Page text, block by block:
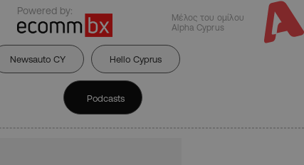
Powered by:
Μέλος του ομίλου
Alpha Cyprus
Newsauto CY Hello Cyprus
Podcasts